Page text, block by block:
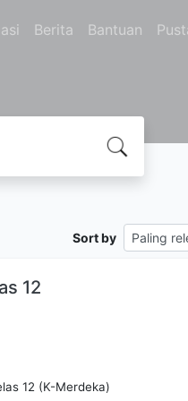
Berita Bantuan
Sort by
12
12 (K-Merdeka)